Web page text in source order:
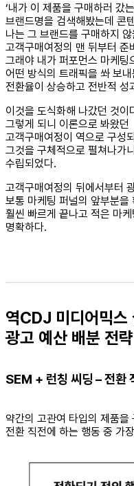
‘내가 이 제품을 구매하러 갔
브랜드명을 검색해봤는데 콘
나는 그 브랜드를 구매하지 않
고객구매여정의 맨 뒤부터 준
그래야 내가 퍼포먼스 마케팅
어떤 방식의 트래픽을 쏴 보내
전환율이 상승하고 전반적 성
이것을 도식화해 나갔던 것이
그렇게 되니 이론으로 봐왔던
고객구매여정이 역으로 구성
그것을 구체적으로 펼쳐나가
수립되었다.
고객구매여정의 뒤에서부터
보통 마케팅 퍼널의 앞부분을
훨씬 빠르게 끝나고 적은 마
명확하다.
역CDJ 미디어믹스
광고 예산 배분 전략
SEM + 런칭 씨딩 – 전환
약간의 고관여 타입의 제품을
전환 직전에 하는 행동 중 가